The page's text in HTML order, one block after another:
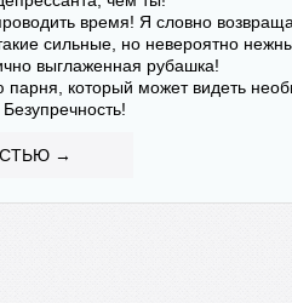
время! Я словно
сильные, но невероятно
выглаженная рубашка!
парня, который может видеть
→